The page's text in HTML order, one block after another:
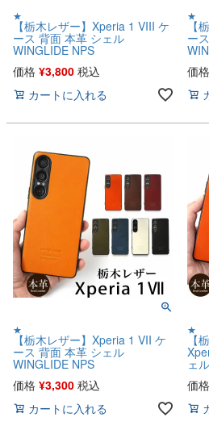
★
【栃木レザー】Xperia 1 VIII ケ
ース 背面 本革 シェル
WINGLIDE NPS
価格 ¥3,800 税込
カートに入れる
★
【
ー
価格
★
【栃木レザー】Xperia 1 VII ケ
ース 背面 本革 シェル
WINGLIDE NPS
価格 ¥3,300 税込
カートに入れる
★
【
ェ
価格